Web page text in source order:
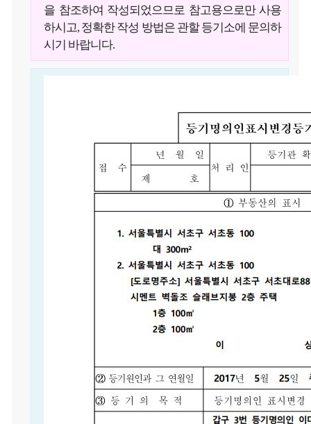
을 참조하여 작성되었으므로 참고용으로만 사용
하시고, 정확한 작성 방법은 관할 등기소에 문의하
시기 바랍니다.